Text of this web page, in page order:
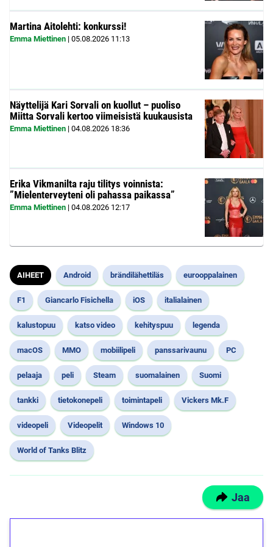
Martina Aitolehti: konkurssi!
Emma Miettinen | 05.08.2026 11:13
Näyttelijä Kari Sorvali on kuollut – puoliso
Miitta Sorvali kertoo viimeisistä kuukausista
Emma Miettinen | 04.08.2026 18:36
Erika Vikmanilta raju tilitys voinnista:
”Mielenterveyteni oli pahassa paikassa”
Emma Miettinen | 04.08.2026 12:17
AIHEET Android brändilähettiläs eurooppalainen
F1 Giancarlo Fisichella iOS italialainen
kalustopuu katso video kehityspuu legenda
macOS MMO mobiilipeli panssarivaunu PC
pelaaja peli Steam suomalainen Suomi
tankki tietokonepeli toimintapeli Vickers Mk.F
videopeli Videopelit Windows 10
World of Tanks Blitz
Jaa